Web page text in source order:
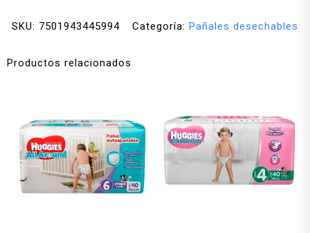
SKU: 7501943445994 Categoría: Pañales desechables
Productos relacionados